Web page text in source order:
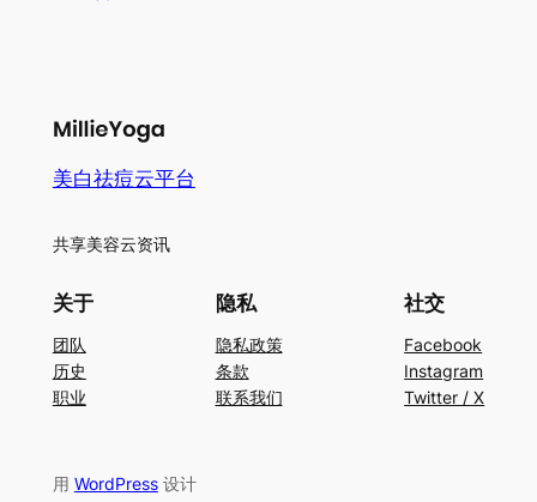
美白祛痘云平台
共享美容云资讯
关于
团队
历史
职业
隐私
隐私政策
条款
联系我们
社交
Facebook
Instagram
Twitter / X
用 WordPress设计